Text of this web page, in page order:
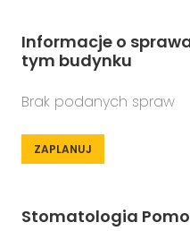
Informacje o
tym budynku
Brak podanych spraw
ZAPLANUJ
Stomatologia